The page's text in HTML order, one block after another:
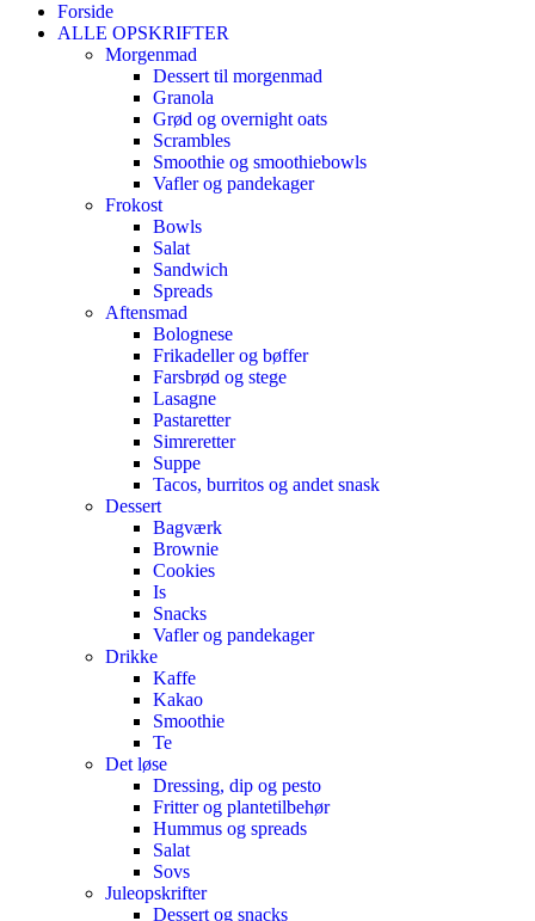
Forside
ALLE OPSKRIFTER
Morgenmad
Dessert til morgenmad
Granola
Grød og overnight oats
Scrambles
Smoothie og smoothiebowls
Vafler og pandekager
Frokost
Bowls
Salat
Sandwich
Spreads
Aftensmad
Bolognese
Frikadeller og bøffer
Farsbrød og stege
Lasagne
Pastaretter
Simreretter
Suppe
Tacos, burritos og andet snask
Dessert
Bagværk
Brownie
Cookies
Is
Snacks
Vafler og pandekager
Drikke
Kaffe
Kakao
Smoothie
Te
Det løse
Dressing, dip og pesto
Fritter og plantetilbehør
Hummus og spreads
Salat
Sovs
Juleopskrifter
Dessert og snacks